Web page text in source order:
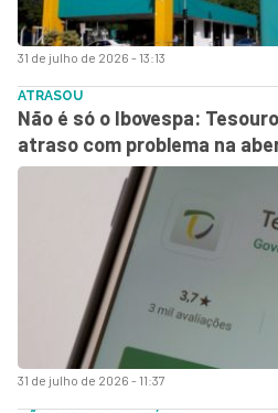
31 de julho de 2026 - 13:13
31 de julho de 2026 - 11:37
ATRASOU
Não é só o Ibovespa:
atraso com problema na